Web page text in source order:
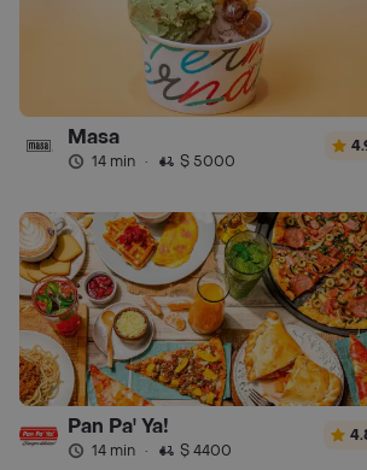
Masa
14 min · $ 5000
Pan Pa' Ya!
14 min · $ 4400